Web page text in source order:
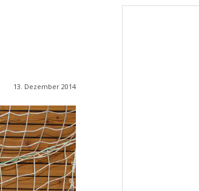
13. Dezember 2014